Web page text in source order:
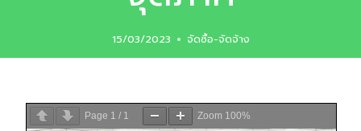
15/03/2023 จัดซื้อ-จัดจ้าง
Page 1 / 1 Zoom 100%